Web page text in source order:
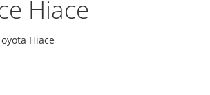
Hiace
Hiace